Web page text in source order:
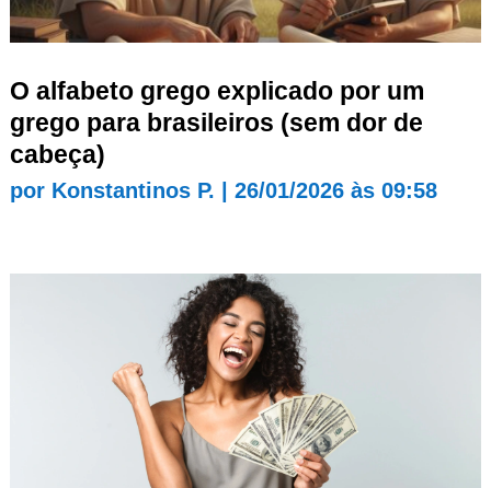
O alfabeto grego explicado por um
grego para brasileiros (sem dor de
cabeça)
por Konstantinos P. 26/01/2026 às 09:58